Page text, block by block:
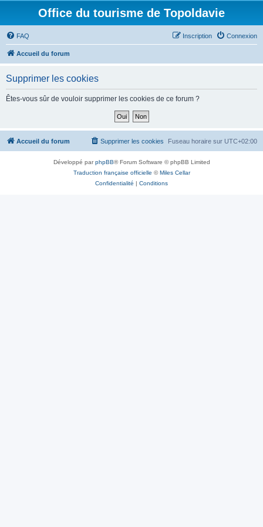
Office du tourisme de Topoldavie
FAQ Connexion
Inscription
Accueil du forum
Supprimer les cookies
Êtes-vous sûr de vouloir supprimer les cookies de ce forum ?
Accueil du forum Fuseau horaire sur UTC+02:00
Supprimer les cookies
Développé parphpBB® Forum Software © phpBB Limited
Traduction française officielle ©Miles Cellar
Confidentialité | Conditions